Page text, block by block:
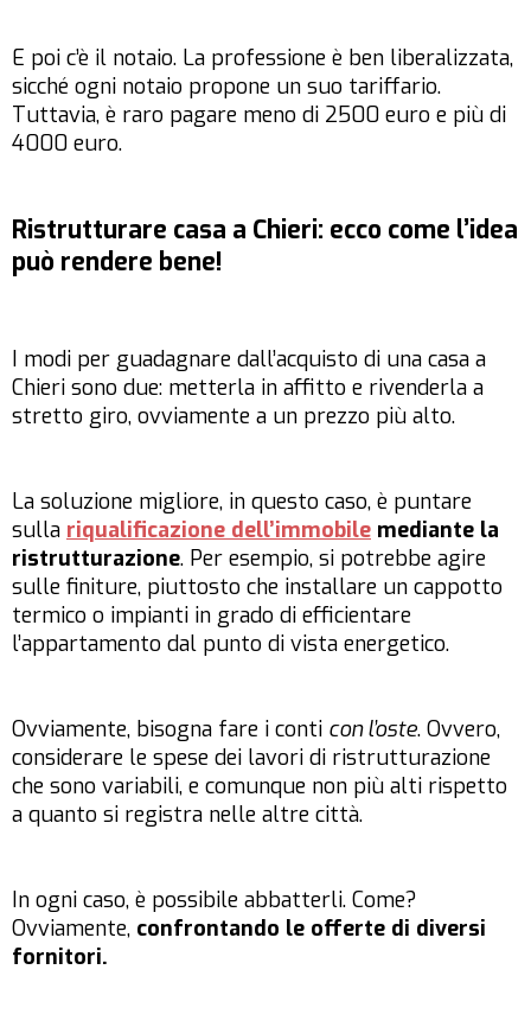
E poi c’è il notaio. La professione è ben liberalizzata,
sicché ogni notaio propone un suo tariffario.
Tuttavia, è raro pagare meno di 2500 euro e più di
4000 euro.
Ristrutturare casa a Chieri: ecco come l’idea
può rendere bene!
I modi per guadagnare dall’acquisto di una casa a
Chieri sono due: metterla in affitto e rivenderla a
stretto giro, ovviamente a un prezzo più alto.
La soluzione migliore, in questo caso, è puntare
sulla riqualificazione dell’immobile mediante la
ristrutturazione. Per esempio, si potrebbe agire
sulle finiture, piuttosto che installare un cappotto
termico o impianti in grado di efficientare
l’appartamento dal punto di vista energetico.
Ovviamente, bisogna fare i conti con l’oste. Ovvero,
considerare le spese dei lavori di ristrutturazione
che sono variabili, e comunque non più alti rispetto
a quanto si registra nelle altre città.
In ogni caso, è possibile abbatterli. Come?
Ovviamente, confrontando le offerte di diversi
fornitori.